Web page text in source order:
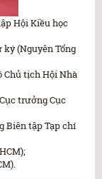
Hội Kiều học
ký (Nguyên Tổng
Chủ tịch Hội Nhà
trưởng Cục
Biên tập Tạp chí